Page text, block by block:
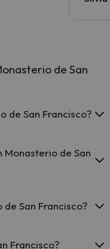
de San
de San Francisco?
Wi-Fi gratuito en
Monasterio de San
las condiciones.
San Francisco?
Francisco?